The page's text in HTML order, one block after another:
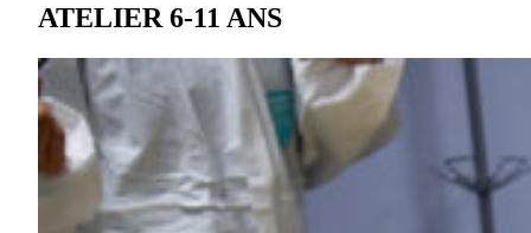
ATELIER 6-11 ANS